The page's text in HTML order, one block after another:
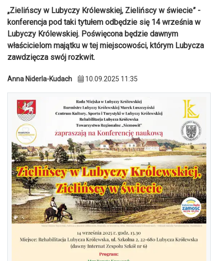
„Zielińscy w Lubyczy Królewskiej, Zielińscy w świecie” -
konferencja pod taki tytułem odbędzie się 14 września w
Lubyczy Królewskiej. Poświęcona będzie dawnym
właścicielom majątku w tej miejscowości, którym Lubycza
zawdzięcza swój rozkwit.
Anna Niderla-Kudach 10.09.2025 11:35